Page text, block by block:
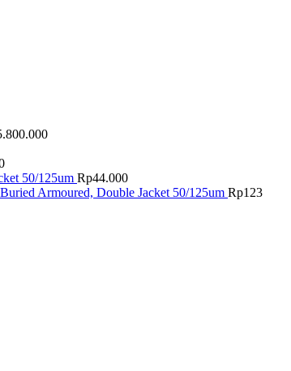
50/125um Rp44.000
Armoured, Double Jacket 50/125um Rp123